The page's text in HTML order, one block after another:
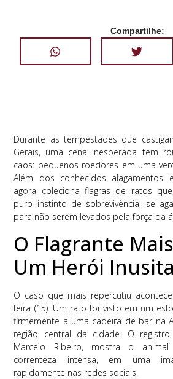
Compartilhe:
Durante as tempestades que
Gerais, uma cena inesperada tem
caos: pequenos roedores em uma
Além dos conhecidos alagamentos
agora coleciona flagras de ratos
puro instinto de sobrevivência, se
para não serem levados pela força da
O Flagrante
Um Herói
O caso que mais repercutiu
feira (15). Um rato foi visto em um
firmemente a uma cadeira de bar na
região central da cidade. O
Marcelo Ribeiro, mostra o
correnteza intensa, em uma
rapidamente nas redes sociais.